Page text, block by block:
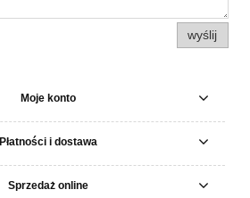
wyślij
Moje konto
Płatności i dostawa
Sprzedaż online